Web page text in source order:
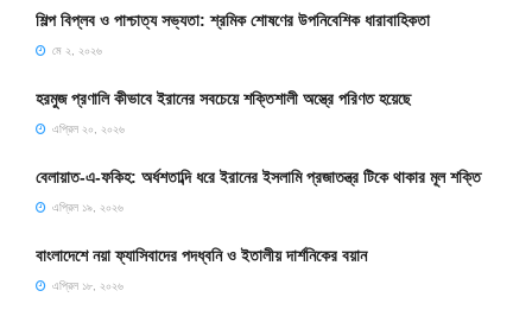
শিল্প বিপ্লব ও পাশ্চাত্য সভ্যতা: শ্রমিক শোষণের উপনিবেশিক ধারাবাহিকতা
মে ২, ২০২৬
হরমুজ প্রণালি কীভাবে ইরানের সবচেয়ে শক্তিশালী অস্ত্রে পরিণত হয়েছে
এপ্রিল ২০, ২০২৬
বেলায়াত-এ-ফকিহ: অর্ধশতাব্দি ধরে ইরানের ইসলামি প্রজাতন্ত্র টিকে থাকার মূল শক্তি
এপ্রিল ১৯, ২০২৬
বাংলাদেশে নয়া ফ্যাসিবাদের পদধ্বনি ও ইতালীয় দার্শনিকের বয়ান
এপ্রিল ১৮, ২০২৬